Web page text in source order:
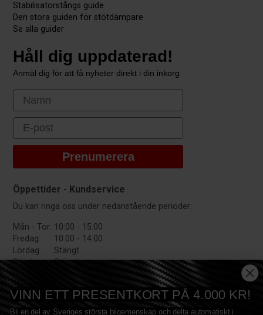
Stabilisatorstångs guide
Den stora guiden för stötdämpare
Se alla guider
Håll dig uppdaterad!
Anmäl dig för att få nyheter direkt i din inkorg
First Name
Email
Prenumerera
Öppettider - Kundservice
Du kan ringa oss under nedanstående perioder:
Mån - Tor: 10:00 - 15:00
Fredag:
10:00 - 14:00
Lördag
Stängt
Söndag:
Stängt
VINN ETT PRESENTKORT PÅ 4.000 KR!
Bli en del av Sveriges största bilgemenskap och delta automatiskt i